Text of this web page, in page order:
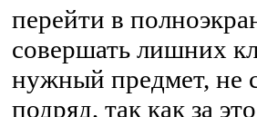
перейти в
совершать лишних
нужный предмет, не
подряд, так как за